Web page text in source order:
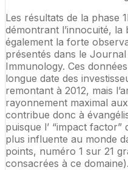
Les résultats de la phase
démontrant l’innocuité, la
également la forte
présentés dans le
Immunology. Ces
longue date des
remontant à 2012, mais
rayonnement maximal
contribue donc à
puisque l’ “impact
plus influente au monde
points, numéro 1 sur 21
consacrées à ce domaine).